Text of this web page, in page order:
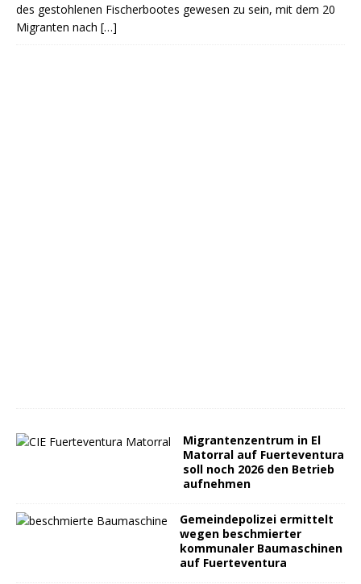
des gestohlenen Fischerbootes gewesen zu sein, mit dem 20
Migranten nach […]
Migrantenzentrum in El
Matorral auf Fuerteventura
soll noch 2026 den Betrieb
aufnehmen
Gemeindepolizei ermittelt
wegen beschmierter
kommunaler Baumaschinen
auf Fuerteventura